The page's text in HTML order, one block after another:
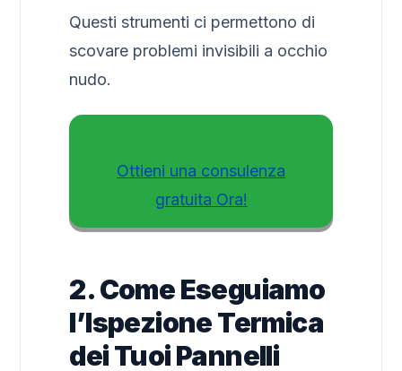
Questi strumenti ci permettono di
scovare problemi invisibili a occhio
nudo.
Ottieni una consulenza
gratuita Ora!
2. Come Eseguiamo
l’Ispezione Termica
dei Tuoi Pannelli